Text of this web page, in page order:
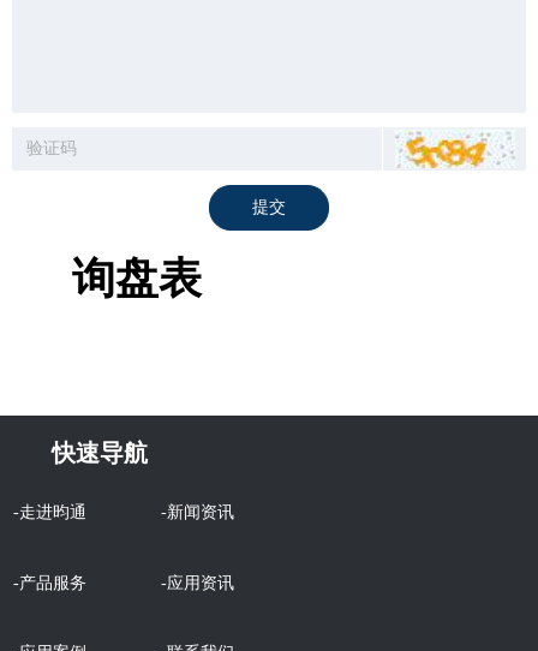
提交
询盘表
快速导航
-走进昀通
-产品服务
-新闻资讯
-应用资讯